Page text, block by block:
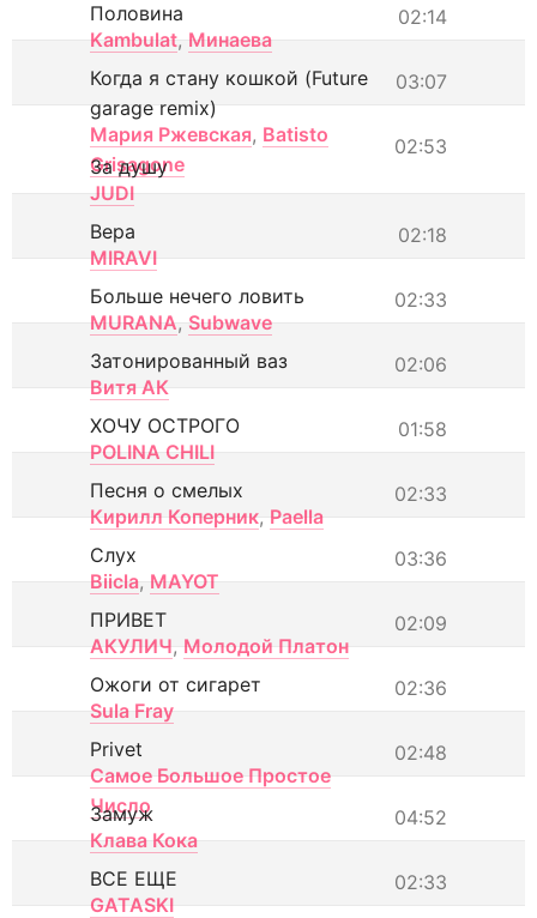
02:14
Половина
Kambulat, Минаева
03:07
Когда я стану кошкой (Future
garage remix)
Мария Ржевская, Batisto
Grisagone
02:53
За душу
JUDI
02:18
Вера
MIRAVI
02:33
Больше нечего ловить
MURANA, Subwave
02:06
Затонированный ваз
Витя АК
01:58
ХОЧУ ОСТРОГО
POLINA CHILI
02:33
Песня о смелых
Кирилл Коперник, Paella
03:36
Слух
Biicla, MAYOT
02:09
ПРИВЕТ
АКУЛИЧ, Молодой Платон
02:36
Ожоги от сигарет
Sula Fray
02:48
Privet
Самое Большое Простое
Число
04:52
Замуж
Клава Кока
02:33
ВСЕ ЕЩЕ
GATASKI